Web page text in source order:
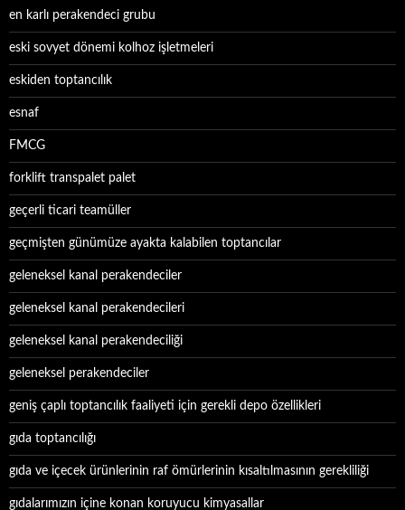
en karlı perakendeci grubu
eski sovyet dönemi kolhoz işletmeleri
eskiden toptancılık
esnaf
FMCG
forklift transpalet palet
geçerli ticari teamüller
geçmişten günümüze ayakta kalabilen toptancılar
geleneksel kanal perakendeciler
geleneksel kanal perakendecileri
geleneksel kanal perakendeciliği
geleneksel perakendeciler
geniş çaplı toptancılık faaliyeti için gerekli depo özellikleri
gıda toptancılığı
gıda ve içecek ürünlerinin raf ömürlerinin kısaltılmasının gerekliliği
gıdalarımızın içine konan koruyucu kimyasallar